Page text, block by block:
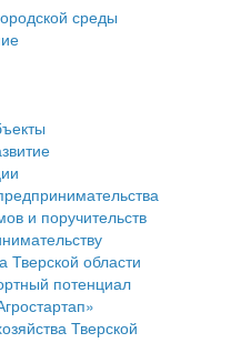
области
округа
учтенных
малого и
малого и
среды
и поручительств
Тверской области
потенциал
Тверской